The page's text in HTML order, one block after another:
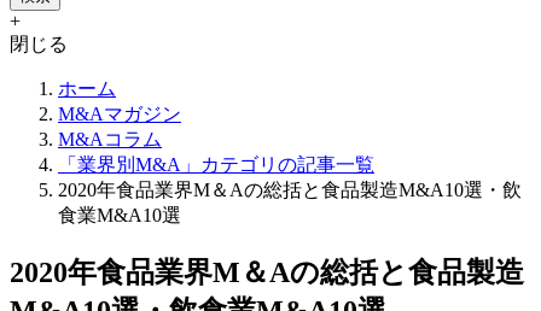
+
閉じる
ホーム
M&Aマガジン
M&Aコラム
「業界別M&A」カテゴリの記事一覧
2020年食品業界M＆Aの総括と食品製造M&A10選・飲
食業M&A10選
2020年食品業界M＆Aの総括と食品製造